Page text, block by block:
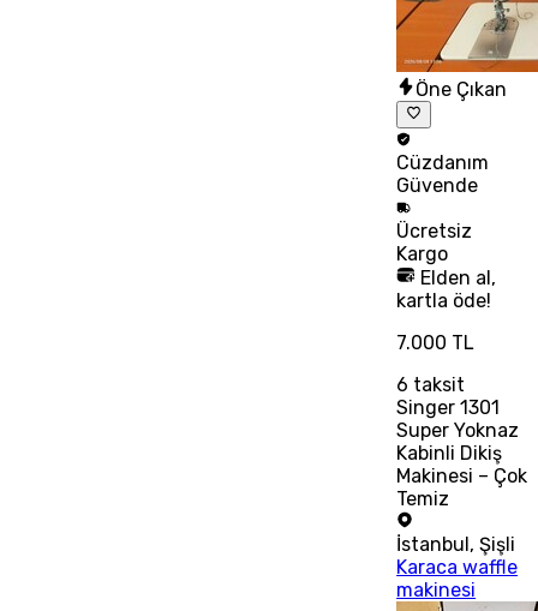
Öne Çıkan
Cüzdanım
Güvende
Ücretsiz
Kargo
Elden al,
kartla öde!
7.000 TL
6 taksit
Singer 1301
Super Yoknaz
Kabinli Dikiş
Makinesi – Çok
Temiz
İstanbul,Şişli
Karaca waffle
makinesi